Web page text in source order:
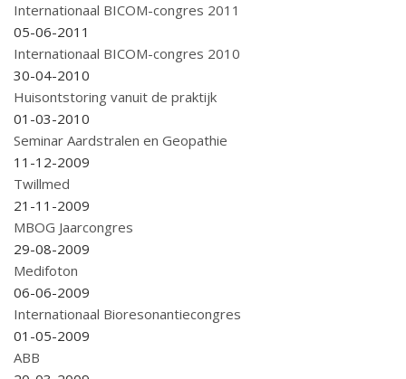
Internationaal BICOM-congres 2011
05-06-2011
Internationaal BICOM-congres 2010
30-04-2010
Huisontstoring vanuit de praktijk
01-03-2010
Seminar Aardstralen en Geopathie
11-12-2009
Twillmed
21-11-2009
MBOG Jaarcongres
29-08-2009
Medifoton
06-06-2009
Internationaal Bioresonantiecongres
01-05-2009
ABB